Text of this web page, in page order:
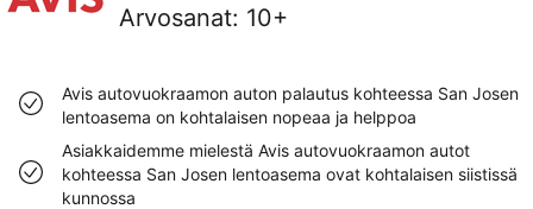
Arvosanat: 10+
Avis autovuokraamon auton palautus kohteessa San Josen
lentoasema on kohtalaisen nopeaa ja helppoa
Asiakkaidemme mielestä Avis autovuokraamon autot
kohteessa San Josen lentoasema ovat kohtalaisen siistissä
kunnossa